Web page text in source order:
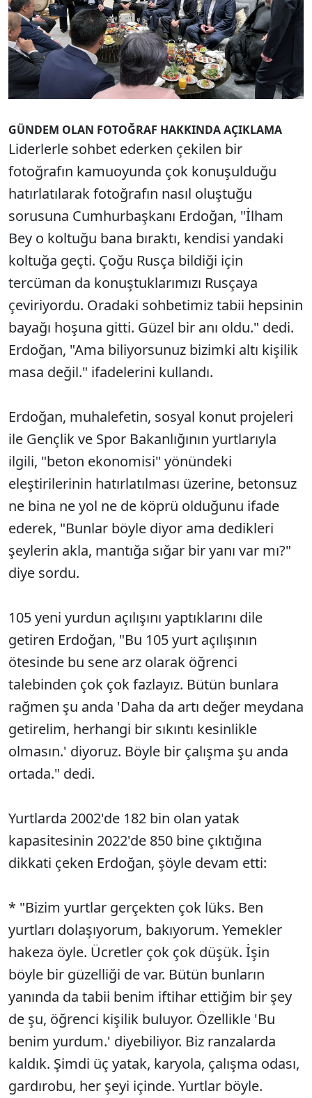
GÜNDEM OLAN FOTOĞRAF HAKKINDA AÇIKLAMA
Liderlerle sohbet ederken çekilen bir
fotoğrafın kamuoyunda çok konuşulduğu
hatırlatılarak fotoğrafın nasıl oluştuğu
sorusuna Cumhurbaşkanı Erdoğan, "İlham
Bey o koltuğu bana bıraktı, kendisi yandaki
koltuğa geçti. Çoğu Rusça bildiği için
tercüman da konuştuklarımızı Rusçaya
çeviriyordu. Oradaki sohbetimiz tabii hepsinin
bayağı hoşuna gitti. Güzel bir anı oldu." dedi.
Erdoğan, "Ama biliyorsunuz bizimki altı kişilik
masa değil." ifadelerini kullandı.
Erdoğan, muhalefetin, sosyal konut projeleri
ile Gençlik ve Spor Bakanlığının yurtlarıyla
ilgili, "beton ekonomisi" yönündeki
eleştirilerinin hatırlatılması üzerine, betonsuz
ne bina ne yol ne de köprü olduğunu ifade
ederek, "Bunlar böyle diyor ama dedikleri
şeylerin akla, mantığa sığar bir yanı var mı?"
diye sordu.
105 yeni yurdun açılışını yaptıklarını dile
getiren Erdoğan, "Bu 105 yurt açılışının
ötesinde bu sene arz olarak öğrenci
talebinden çok çok fazlayız. Bütün bunlara
rağmen şu anda 'Daha da artı değer meydana
getirelim, herhangi bir sıkıntı kesinlikle
olmasın.' diyoruz. Böyle bir çalışma şu anda
ortada." dedi.
Yurtlarda 2002'de 182 bin olan yatak
kapasitesinin 2022'de 850 bine çıktığına
dikkati çeken Erdoğan, şöyle devam etti:
* "Bizim yurtlar gerçekten çok lüks. Ben
yurtları dolaşıyorum, bakıyorum. Yemekler
hakeza öyle. Ücretler çok çok düşük. İşin
böyle bir güzelliği de var. Bütün bunların
yanında da tabii benim iftihar ettiğim bir şey
de şu, öğrenci kişilik buluyor. Özellikle 'Bu
benim yurdum.' diyebiliyor. Biz ranzalarda
kaldık. Şimdi üç yatak, karyola, çalışma odası,
gardırobu, her şeyi içinde. Yurtlar böyle.